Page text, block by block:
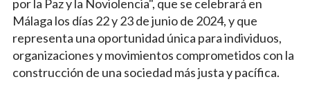
por la Paz y la Noviolencia", que se celebrará en
Málaga los días 22 y 23 de junio de 2024, y que
representa una oportunidad única para individuos,
organizaciones y movimientos comprometidos con la
construcción de una sociedad más justa y pacífica.